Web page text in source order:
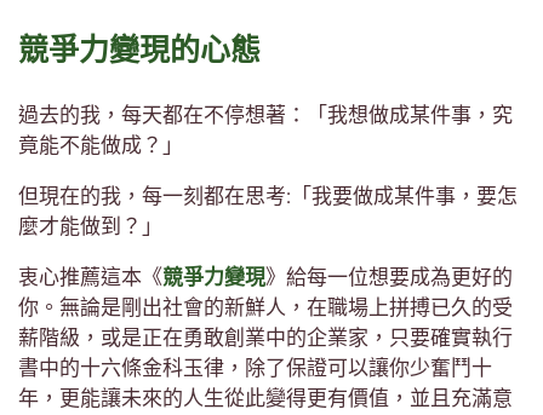
競爭力變現的心態
過去的我，每天都在不停想著：「我想做成某件事，究
竟能不能做成？」
但現在的我，每一刻都在思考:「我要做成某件事，要怎
麼才能做到？」
衷心推薦這本《競爭力變現》給每一位想要成為更好的
你。無論是剛出社會的新鮮人，在職場上拼搏已久的受
薪階級，或是正在勇敢創業中的企業家，只要確實執行
書中的十六條金科玉律，除了保證可以讓你少奮鬥十
年，更能讓未來的人生從此變得更有價值，並且充滿意